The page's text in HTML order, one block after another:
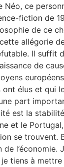
ce
fiction de
de ce
allégorie
Il suffit
de
élus et
part
est la
et le
se
l’économie.
à